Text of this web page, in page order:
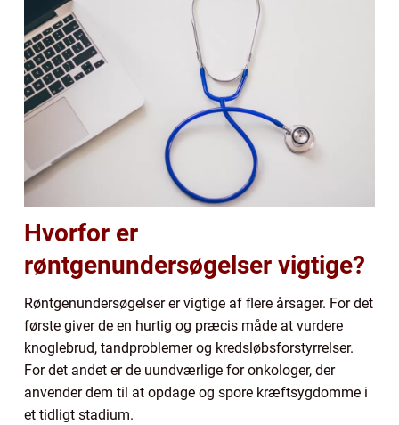
Hvorfor er
røntgenundersøgelser vigtige?
Røntgenundersøgelser er vigtige af flere årsager. For det
første giver de en hurtig og præcis måde at vurdere
knoglebrud, tandproblemer og kredsløbsforstyrrelser.
For det andet er de uundværlige for onkologer, der
anvender dem til at opdage og spore kræftsygdomme i
et tidligt stadium.